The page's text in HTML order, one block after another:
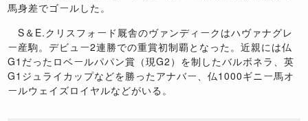
馬身差でゴールした。
S＆E.クリスフォード厩舎のヴァンディークはハヴァナグレ
ー産駒。デビュー2連勝での重賞初制覇となった。近親には仏
G1だったロベールパパン賞（現G2）を制したバルボネラ、英
G1ジュライカップなどを勝ったアナバー、仏1000ギニー馬オ
ールウェイズロイヤルなどがいる。